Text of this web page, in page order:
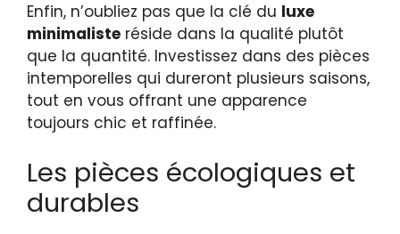
Enfin, n’oubliez pas que la clé du luxe
minimaliste réside dans la qualité plutôt
que la quantité. Investissez dans des pièces
intemporelles qui dureront plusieurs saisons,
tout en vous offrant une apparence
toujours chic et raffinée.
Les pièces écologiques et
durables